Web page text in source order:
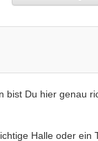
bist Du hier genau
Halle oder ein